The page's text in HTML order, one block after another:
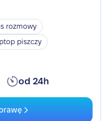
rozmowy
piszczy
od 24h